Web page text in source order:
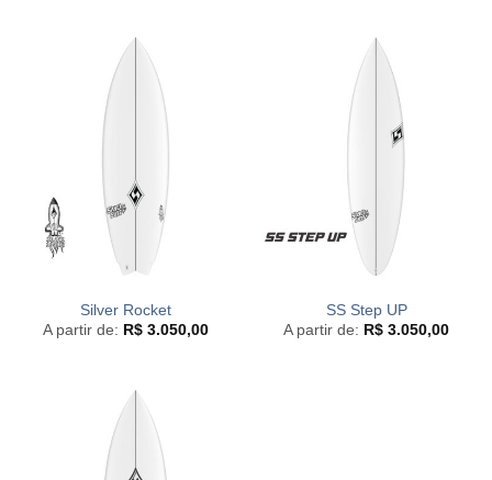
Silver Rocket
A partir de: R$ 3.050,00
SS Step UP
A partir de: R$ 3.050,00